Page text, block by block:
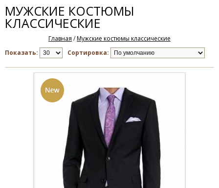
Бирюзовый 0 Индиго
МУЖСКИЕ КОСТЮМЫ
КЛАССИЧЕСКИЕ
Главная /Мужские костюмы классические
Показать:
Сортировка: